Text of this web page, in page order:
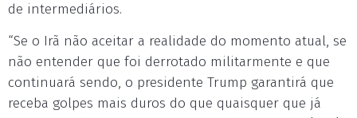
de intermediários.
“Se o Irã não aceitar a realidade do momento atual, se
não entender que foi derrotado militarmente e que
continuará sendo, o presidente Trump garantirá que
receba golpes mais duros do que quaisquer que já